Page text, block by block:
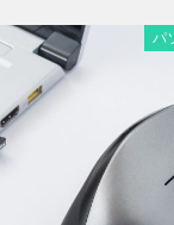
パ